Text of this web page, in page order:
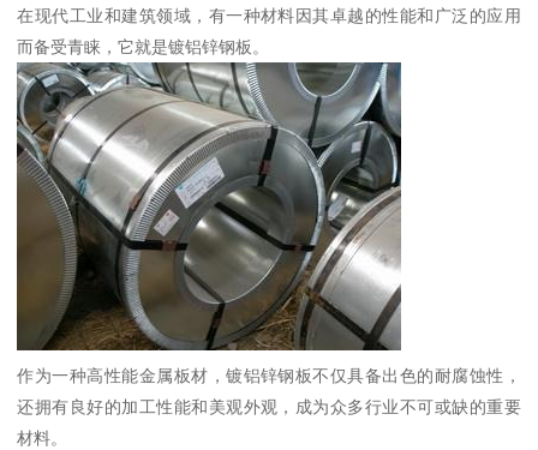
在现代工业和建筑领域，有一种材料因其卓越的性能和广泛的应用
而备受青睐，它就是镀铝锌钢板。
作为一种高性能金属板材，镀铝锌钢板不仅具备出色的耐腐蚀性，
还拥有良好的加工性能和美观外观，成为众多行业不可或缺的重要
材料。